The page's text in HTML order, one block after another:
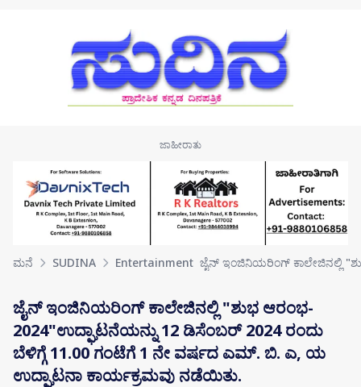
ಮನೆ SUDINA Entertainment ಜೈನ್ ಇಂಜಿನಿಯರಿಂಗ್ ಕಾಲೇಜಿನಲ್ಲಿ
ಜೈನ್ ಇಂಜಿನಿಯರಿಂಗ್ ಕಾಲೇಜಿನಲ್ಲಿ "ಶುಭ ಆರಂಭ-
2024"ಉದ್ಘಾಟನೆಯನ್ನು 12 ಡಿಸೆಂಬರ್ 2024 ರಂದು
ಬೆಳಿಗ್ಗೆ 11.00 ಗಂಟೆಗೆ 1 ನೇ ವರ್ಷದ ಎಮ್. ಬಿ. ಎ, ಯ
ಉದ್ಘಾಟನಾ ಕಾರ್ಯಕ್ರಮವು ನಡೆಯಿತು.